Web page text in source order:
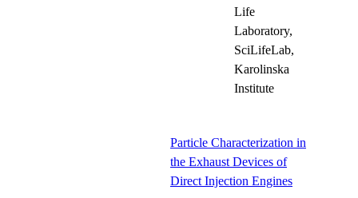
Life
Laboratory,
SciLifeLab,
Karolinska
Institute
Particle Characterization in
the Exhaust Devices of
Direct Injection Engines